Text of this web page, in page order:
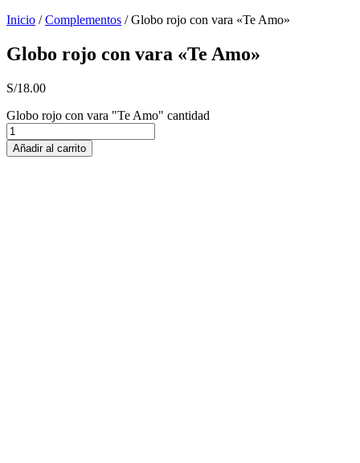
Inicio /Complementos / Globo rojo con vara «Te Amo»
Globo rojo con vara «Te Amo»
S/18.00
Globo rojo con vara "Te Amo" cantidad
Añadir al carrito